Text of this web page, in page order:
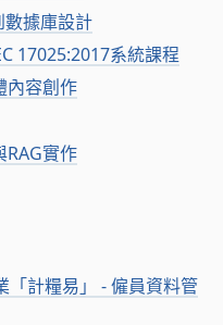
數據庫設計
17025:2017系統課程
內容創作
實作
「計糧易」 - 僱員資料管